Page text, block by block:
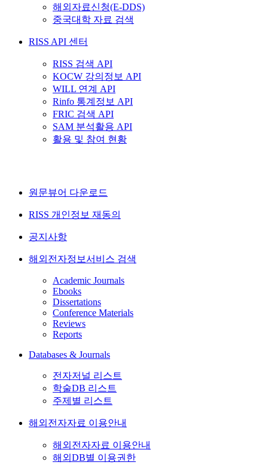
해외자료신청(E-DDS)
중국대학 자료 검색
RISS API 센터
RISS 검색 API
KOCW 강의정보 API
WILL 연계 API
Rinfo 통계정보 API
FRIC 검색 API
SAM 분석활용 API
활용 및 참여 현황
원문뷰어 다운로드
RISS 개인정보 재동의
공지사항
해외전자정보서비스 검색
Academic Journals
Ebooks
Dissertations
Conference Materials
Reviews
Reports
Databases & Journals
전자저널 리스트
학술DB 리스트
주제별 리스트
해외전자자료 이용안내
해외전자자료 이용안내
해외DB별 이용권한